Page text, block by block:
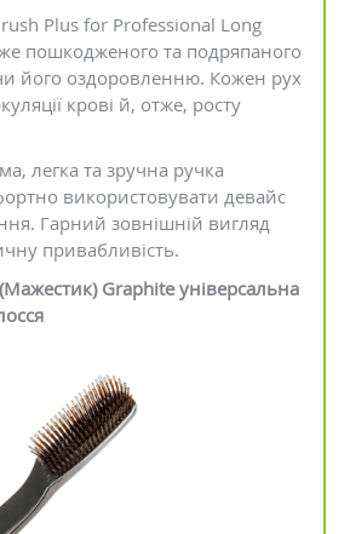
Plus for Professional Long
пошкодженого та подряпаного
його оздоровленню. Кожен рух
крові й, отже, росту
легка та зручна ручка
використовувати девайс
Гарний зовнішній вигляд
привабливість.
Graphite універсальна